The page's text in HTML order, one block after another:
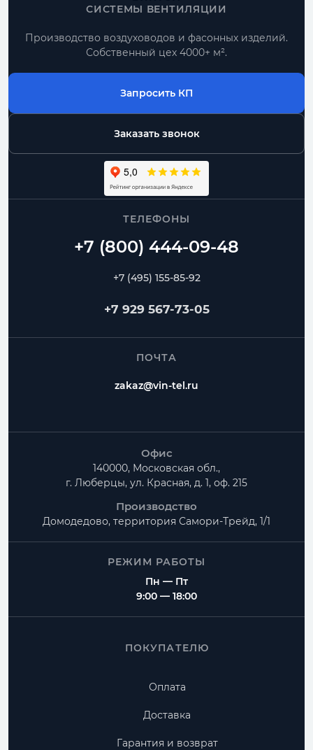
СИСТЕМЫ ВЕНТИЛЯЦИИ
Производство воздуховодов и фасонных изделий.
Собственный цех 4000+ м².
Запросить КП
Заказать звонок
ТЕЛЕФОНЫ
+7 (495) 155-85-92
+7 929 567-73-05
ПОЧТА
zakaz@vin-tel.ru
Офис
140000, Московская обл.,
г. Люберцы, ул. Красная, д. 1, оф. 215
Производство
Домодедово, территория Самори-Трейд, 1/1
РЕЖИМ РАБОТЫ
Пн — Пт
9:00 — 18:00
ПОКУПАТЕЛЮ
Оплата
Доставка
Гарантия и возврат